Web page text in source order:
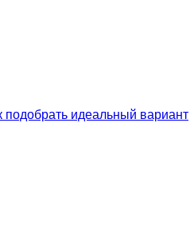
идеальный вариант